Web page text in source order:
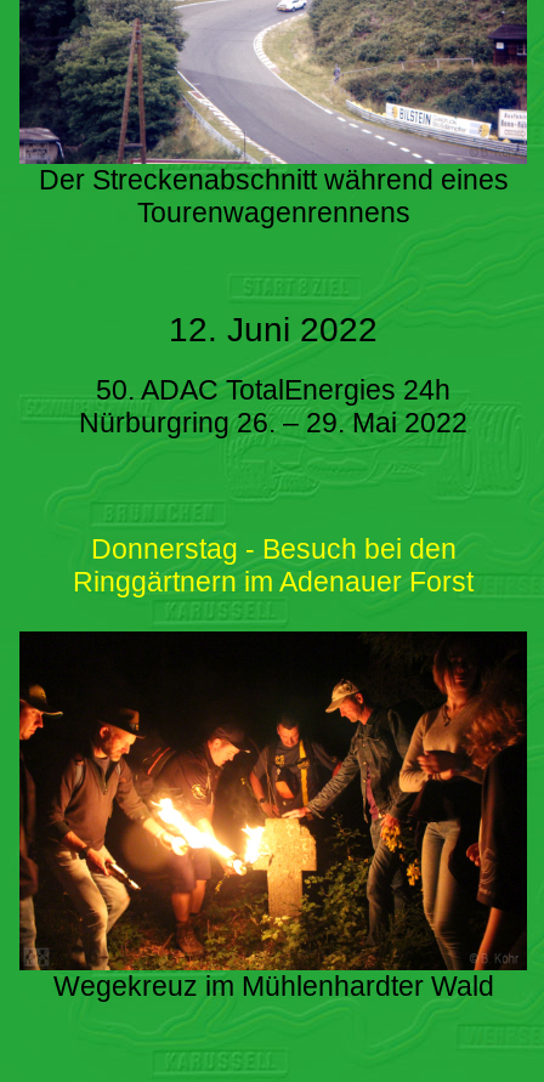
Der Streckenabschnitt während eines
Tourenwagenrennens
12. Juni 2022
50. ADAC TotalEnergies 24h
Nürburgring 26. – 29. Mai 2022
Donnerstag - Besuch bei den
Ringgärtnern im Adenauer Forst
Wegekreuz im Mühlenhardter Wald